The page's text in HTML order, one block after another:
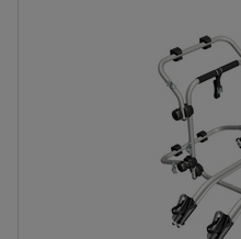
kompatibel mit Elektrofahrrädern